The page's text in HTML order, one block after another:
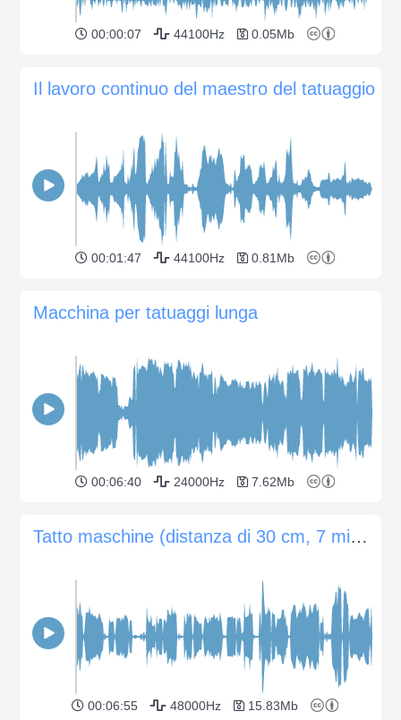
00:00:07 44100Hz 0.05Mb
Il lavoro continuo del maestro del tatuaggio
00:01:47 44100Hz 0.81Mb
Macchina per tatuaggi lunga
00:06:40 24000Hz 7.62Mb
Tatto maschine (distanza di 30 cm, 7 minuti)
00:06:55 48000Hz 15.83Mb